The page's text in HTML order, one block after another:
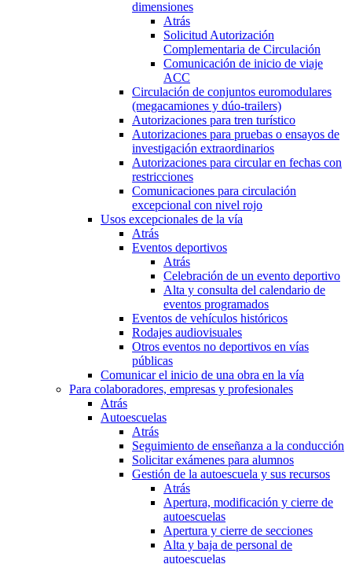
dimensiones
Atrás
Solicitud Autorización
Complementaria de Circulación
Comunicación de inicio de viaje
ACC
Circulación de conjuntos euromodulares
(megacamiones y dúo-trailers)
Autorizaciones para tren turístico
Autorizaciones para pruebas o ensayos de
investigación extraordinarios
Autorizaciones para circular en fechas con
restricciones
Comunicaciones para circulación
excepcional con nivel rojo
Usos excepcionales de la vía
Atrás
Eventos deportivos
Atrás
Celebración de un evento deportivo
Alta y consulta del calendario de
eventos programados
Eventos de vehículos históricos
Rodajes audiovisuales
Otros eventos no deportivos en vías
públicas
Comunicar el inicio de una obra en la vía
Para colaboradores, empresas y profesionales
Atrás
Autoescuelas
Atrás
Seguimiento de enseñanza a la conducción
Solicitar exámenes para alumnos
Gestión de la autoescuela y sus recursos
Atrás
Apertura, modificación y cierre de
autoescuelas
Apertura y cierre de secciones
Alta y baja de personal de
autoescuelas